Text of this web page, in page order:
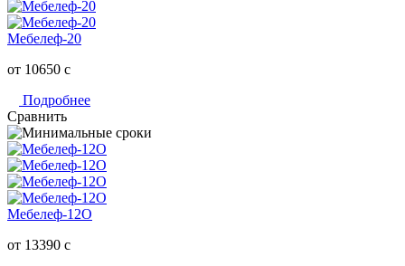
Мебелеф-20
от 10650 c
Подробнее
Сравнить
Мебелеф-12О
от 13390 c